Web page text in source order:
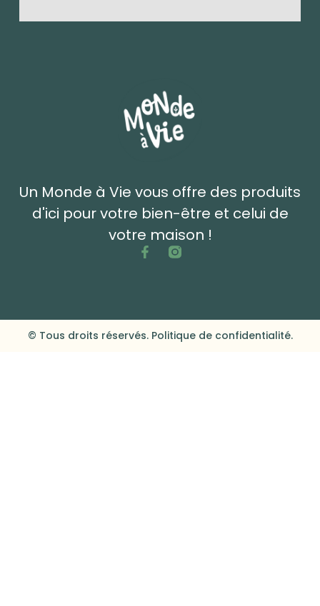
Un Monde à Vie vous offre des produits
d'ici pour votre bien-être et celui de
votre maison !
© Tous droits réservés. Politique de confidentialité.